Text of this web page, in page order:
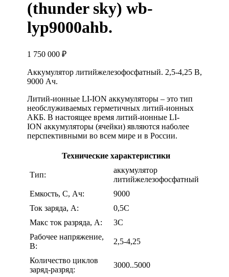
(thunder sky) wb-
lyp9000ahb.
1 750 000 ₽
Аккумулятор литийжелезофосфатный. 2,5-4,25 В,
9000 Ач.
Литий-ионные LI-ION аккумуляторы – это тип
необслуживаемых герметичных литий-ионных
АКБ. В настоящее время литий-ионные LI-
ION аккумуляторы (ячейки) являются наболее
перспективными во всем мире и в России.
Технические характеристики
Тип:
аккумулятор
литийжелезофосфатный
Емкость, С, Ач:
9000
Ток заряда, А:
0,5С
Макс ток разряда, А:
3С
Рабочее напряжение,
В:
2,5-4,25
Количество циклов
заряд-разряд:
3000..5000